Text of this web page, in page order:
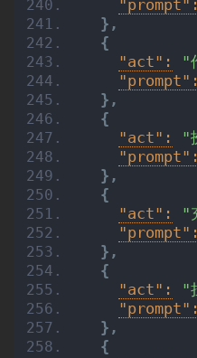
图
像
绘
画
音
频
视
频
"prompt":
} ,
{
"act":
"
"prompt":
} ,
{
"act":
"
"prompt":
} ,
{
"act":
"
"prompt":
} ,
{
"act":
"
"prompt":
} ,
{